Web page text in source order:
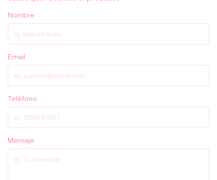
Nombre
Email
Teléfono
Mensaje